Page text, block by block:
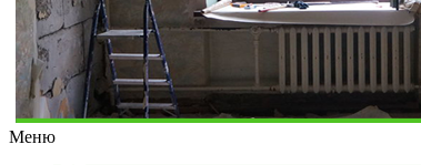
Меню